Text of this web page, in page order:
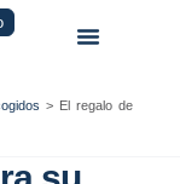
> El regalo de